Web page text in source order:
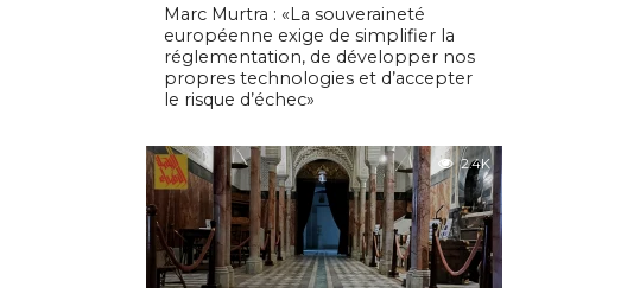
Marc Murtra : «La souveraineté
européenne exige de simplifier la
réglementation, de développer nos
propres technologies et d’accepter
le risque d’échec»
2.4K